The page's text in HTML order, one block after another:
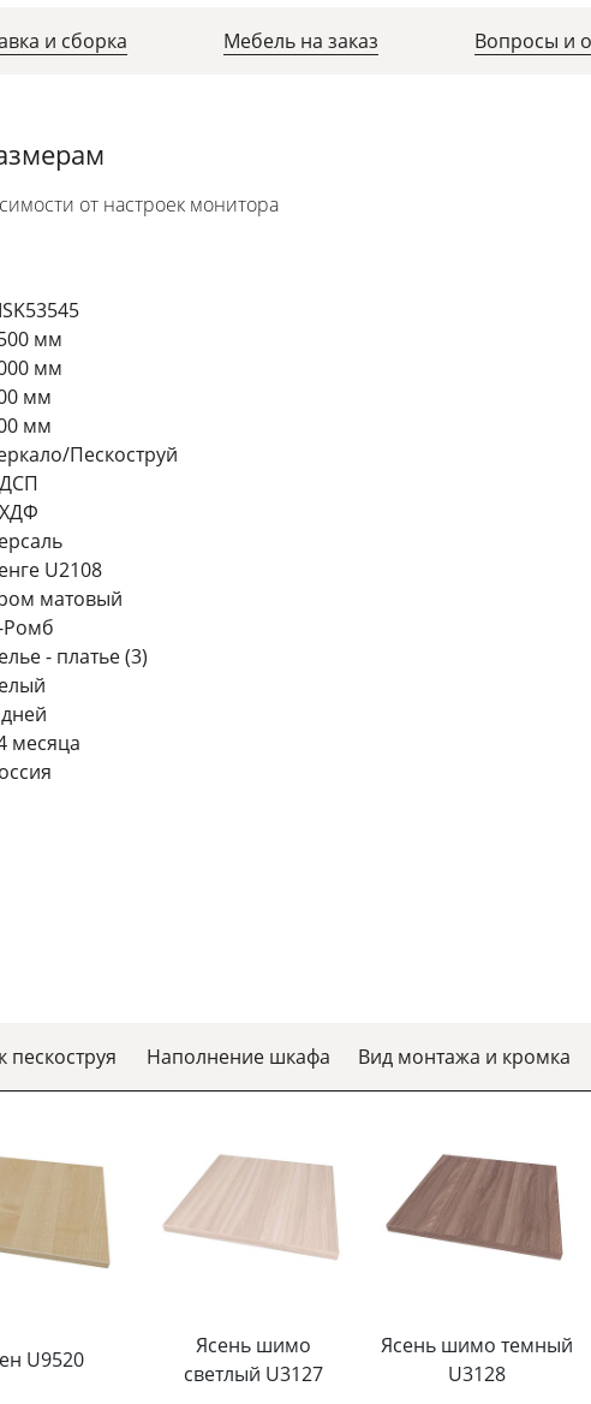
и сборка Мебель на заказ Вопросы и
от настроек монитора
мм
мм
мм
мм
Пескоструй
U2108
матовый
Ромб
- платье (3)
месяца
пескоструя Наполнение шкафа Вид монтажа и кромка
U9520
Ясень шимо
светлый U3127
Ясень шимо темный
U3128